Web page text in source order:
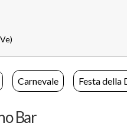
Carnevale Festa della
Bar